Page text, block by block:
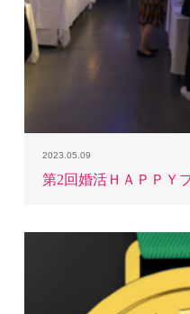
2023.05.09
第2回婚活ＨＡＰＰＹ